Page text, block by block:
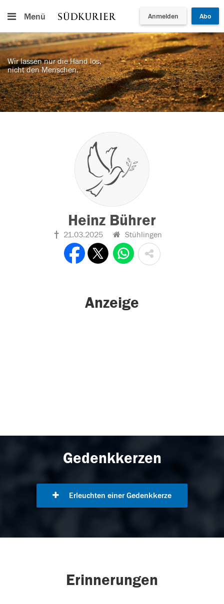
Menü Anmelden Abo
Wir lassen nur die Hand los,
nicht den Menschen.
Heinz Bührer
21.03.2025 Stühlingen
Anzeige
Gedenkkerzen
Erleuchten einer Gedenkkerze
Erinnerungen